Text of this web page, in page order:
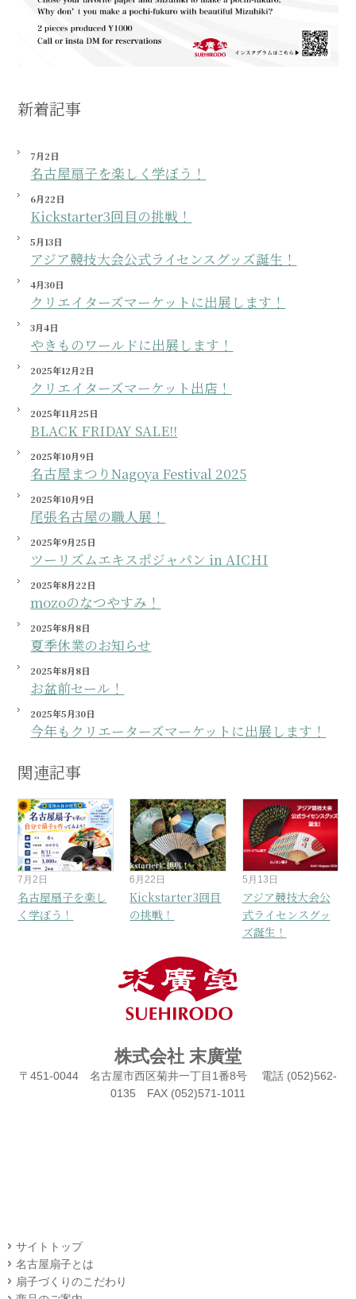
新着記事
7月2日
名古屋扇子を楽しく学ぼう！
6月22日
Kickstarter3回目の挑戦！
5月13日
アジア競技大会公式ライセンスグッズ誕生！
4月30日
クリエイターズマーケットに出展します！
3月4日
やきものワールドに出展します！
2025年12月2日
クリエイターズマーケット出店！
2025年11月25日
BLACK FRIDAY SALE!!
2025年10月9日
名古屋まつりNagoya Festival 2025
2025年10月9日
尾張名古屋の職人展！
2025年9月25日
ツーリズムエキスポジャパン in AICHI
2025年8月22日
mozoのなつやすみ！
2025年8月8日
夏季休業のお知らせ
2025年8月8日
お盆前セール！
2025年5月30日
今年もクリエーターズマーケットに出展します！
関連記事
7月2日
名古屋扇子を楽し
く学ぼう！
6月22日
Kickstarter3回目
の挑戦！
5月13日
アジア競技大会公
式ライセンスグッ
ズ誕生！
株式会社 末廣堂
〒451-0044 名古屋市西区菊井一丁目1番8号 電話 (052)562-
0135 FAX (052)571-1011
サイトトップ
名古屋扇子とは
扇子づくりのこだわり